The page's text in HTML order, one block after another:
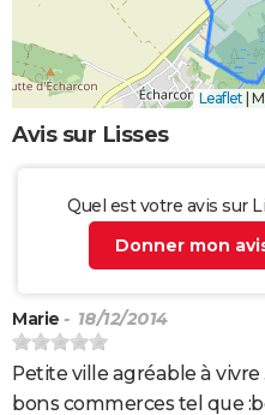
Leaflet
Avis sur Lisses
Quel est votre avis sur
Donner mon
Marie - 18/12/2014
Petite ville agréable à
bons commerces tel que